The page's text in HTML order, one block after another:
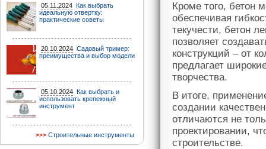
05.11.2024 Как выбрать
идеальную отвертку:
практические советы
20.10.2024 Садовый тример:
преимущества и выбор модели
05.10.2024 Как выбрать и
использовать крепежный
инструмент
Строительные инструменты
Кроме того, бетон
обеспечивая
текучести, бетон
позволяет
конструкций – от
предлагает
творчества.
В итоге,
создании
отличаются не
проектировании,
строительстве.